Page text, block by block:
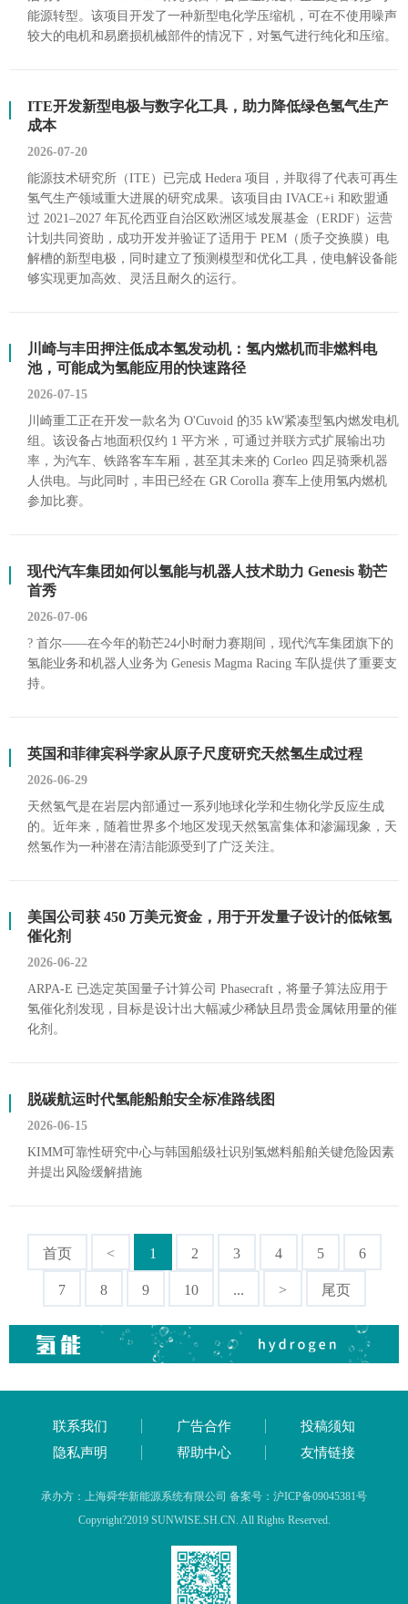
能源转型。该项目开发了一种新型电化学压缩机，可在不使用噪声
较大的电机和易磨损机械部件的情况下，对氢气进行纯化和压缩。
ITE开发新型电极与数字化工具，助力降低绿色氢气生产
成本
2026-07-20
能源技术研究所（ITE）已完成 Hedera 项目，并取得了代表可再生
氢气生产领域重大进展的研究成果。该项目由 IVACE+i 和欧盟通
过 2021–2027 年瓦伦西亚自治区欧洲区域发展基金（ERDF）运营
计划共同资助，成功开发并验证了适用于 PEM（质子交换膜）电
解槽的新型电极，同时建立了预测模型和优化工具，使电解设备能
够实现更加高效、灵活且耐久的运行。
川崎与丰田押注低成本氢发动机：氢内燃机而非燃料电
池，可能成为氢能应用的快速路径
2026-07-15
川崎重工正在开发一款名为 O'Cuvoid 的35 kW紧凑型氢内燃发电机
组。该设备占地面积仅约 1 平方米，可通过并联方式扩展输出功
率，为汽车、铁路客车车厢，甚至其未来的 Corleo 四足骑乘机器
人供电。与此同时，丰田已经在 GR Corolla 赛车上使用氢内燃机
参加比赛。
现代汽车集团如何以氢能与机器人技术助力 Genesis 勒芒
首秀
2026-07-06
? 首尔——在今年的勒芒24小时耐力赛期间，现代汽车集团旗下的
氢能业务和机器人业务为 Genesis Magma Racing 车队提供了重要支
持。
英国和菲律宾科学家从原子尺度研究天然氢生成过程
2026-06-29
天然氢气是在岩层内部通过一系列地球化学和生物化学反应生成
的。近年来，随着世界多个地区发现天然氢富集体和渗漏现象，天
然氢作为一种潜在清洁能源受到了广泛关注。
美国公司获 450 万美元资金，用于开发量子设计的低铱氢
催化剂
2026-06-22
ARPA-E 已选定英国量子计算公司 Phasecraft，将量子算法应用于
氢催化剂发现，目标是设计出大幅减少稀缺且昂贵金属铱用量的催
化剂。
脱碳航运时代氢能船舶安全标准路线图
2026-06-15
KIMM可靠性研究中心与韩国船级社识别氢燃料船舶关键危险因素
并提出风险缓解措施
首页 < 1 2 3 4 5 6
7 8 9 10 ... > 尾页
联系我们 广告合作
投稿须知
隐私声明
帮助中心 友情链接
承办方：上海舜华新能源系统有限公司 备案号：沪ICP备09045381号
Copyright?2019 SUNWISE.SH.CN. All Rights Reserved.